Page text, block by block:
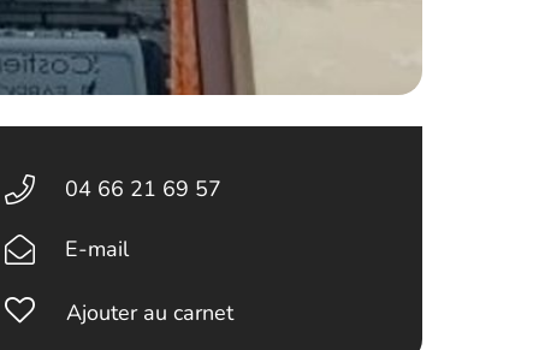
04 66 21 69 57
E-mail
Ajouter au carnet